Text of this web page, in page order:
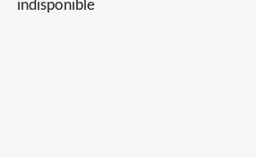
indisponible